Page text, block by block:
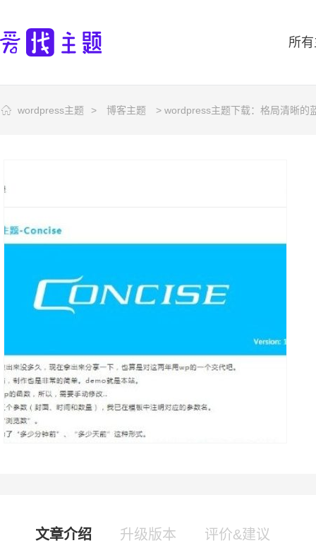
所
wordpress主题 > 博客主题 > wordpress主题下载：格局清晰的
文章介绍 升级版本 评价&建议